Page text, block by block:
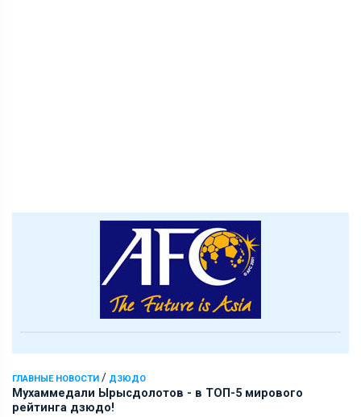
ГЛАВНЫЕ НОВОСТИ / ДЗЮДО
Мухаммедали Ырысдолотов - в ТОП-5 мирового
рейтинга дзюдо!